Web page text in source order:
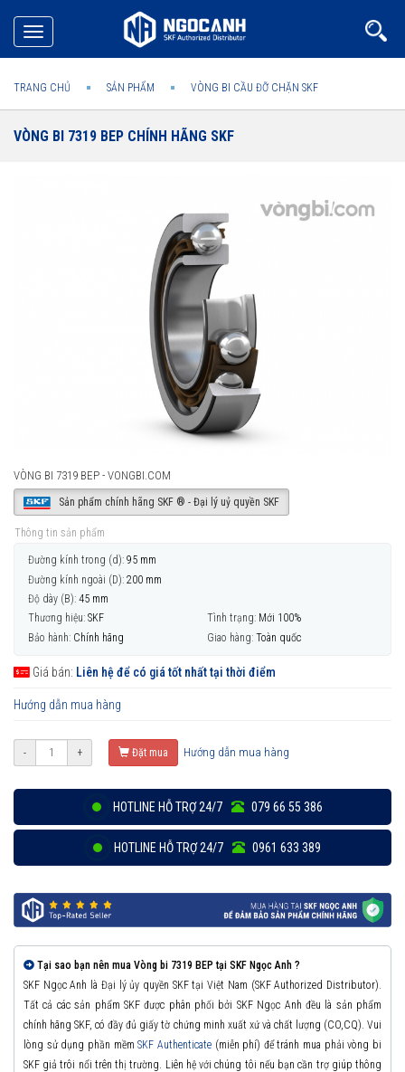
Toggle
navigation
TRANG CHỦ SẢN PHẨM VÒNG BI CẦU ĐỠ CHẶN SKF
VÒNG BI 7319 BEP CHÍNH HÃNG SKF
VÒNG BI 7319 BEP - VONGBI.COM
Sản phẩm chính hãng SKF ® - Đại lý uỷ quyền SKF
Thông tin sản phẩm
Đường kính trong (d): 95 mm
Đường kính ngoài (D): 200 mm
Độ dày (B): 45 mm
Thương hiệu: SKF Tình trạng: Mới 100%
Bảo hành: Chính hãng Giao hàng: Toàn quốc
Giá bán: Liên hệ để có giá tốt nhất tại thời điểm
Hướng dẫn mua hàng
- + Đặt mua Hướng dẫn mua hàng
HOTLINE HỖ TRỢ 24/7 079 66 55 386
HOTLINE HỖ TRỢ 24/7 0961 633 389
Tại sao bạn nên mua Vòng bi 7319 BEP tại SKF Ngọc Anh ?
SKF Ngọc Anh là Đại lý ủy quyền SKF tại Việt Nam (SKF Authorized Distributor).
Tất cả các sản phẩm SKF được phân phối bởi SKF Ngọc Anh đều là sản phẩm
chính hãng SKF, có đầy đủ giấy tờ chứng minh xuất xứ và chất lượng (CO,CQ). Vui
lòng sử dụng phần mềmSKF Authenticate(miễn phí) để tránh mua phải vòng bi
SKF giả trôi nổi trên thị trường. Liên hệ với chúng tôi nếu bạn cần trợ giúp thông